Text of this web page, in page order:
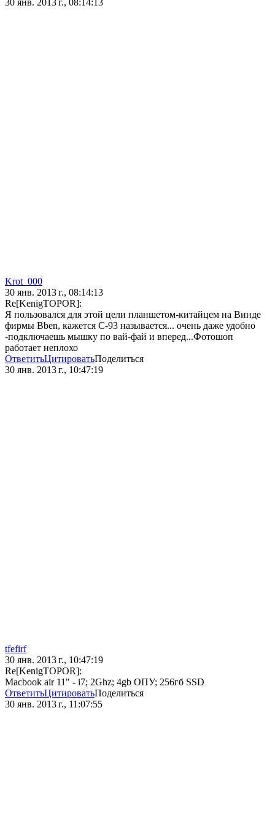
30 янв. 2013 г., 08:14:13
Krot_000
30 янв. 2013 г., 08:14:13
Re[KenigTOPOR]:
Я пользовался для этой цели планшетом-китайцем на Винде
фирмы Bben, кажется С-93 называется... очень даже удобно
-подключаешь мышку по вай-фай и вперед...Фотошоп
работает неплохо
ОтветитьЦитироватьПоделиться
30 янв. 2013 г., 10:47:19
tfefirf
30 янв. 2013 г., 10:47:19
Re[KenigTOPOR]:
Macbook air 11" - i7; 2Ghz; 4gb ОПУ; 256гб SSD
ОтветитьЦитироватьПоделиться
30 янв. 2013 г., 11:07:55